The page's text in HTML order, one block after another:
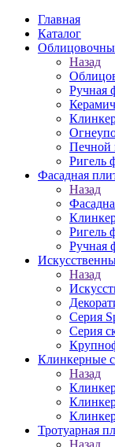
Главная
Каталог
Назад
Ручная
Печной
Ригель
Фасадная
Назад
Ригель
Ручная
Назад
Серия
Серия
Клинкерные
Назад
Тротуарная
Назад